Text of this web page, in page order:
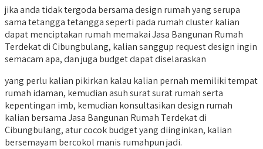
jika anda tidak tergoda bersama design rumah yang serupa
sama tetangga tetangga seperti pada rumah cluster kalian
dapat menciptakan rumah memakai Jasa Bangunan Rumah
Terdekat di Cibungbulang, kalian sanggup request design ingin
semacam apa, dan juga budget dapat diselaraskan
yang perlu kalian pikirkan kalau kalian pernah memiliki tempat
rumah idaman, kemudian asuh surat surat rumah serta
kepentingan imb, kemudian konsultasikan design rumah
kalian bersama Jasa Bangunan Rumah Terdekat di
Cibungbulang, atur cocok budget yang diinginkan, kalian
bersemayam bercokol manis rumahpun jadi.